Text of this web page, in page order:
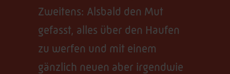
Zweitens: Alsbald den Mut
gefasst, alles über den Haufen
zu werfen und mit einem
gänzlich neuen aber irgendwie